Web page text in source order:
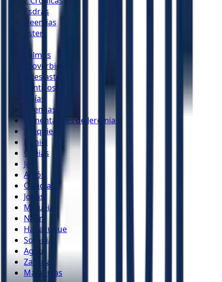
Esdras
Neemias
Ester
Jó
Salmos
Provérbios
Eclesiastes
Cânticos
Isaías
Jeremias
Lamentações de Jeremias
Ezequiel
Daniel
Oséias
Joel
Amós
Obadias
Jonas
Miquéias
Naum
Habacuque
Sofonias
Ageu
Zacarias
Malaquias